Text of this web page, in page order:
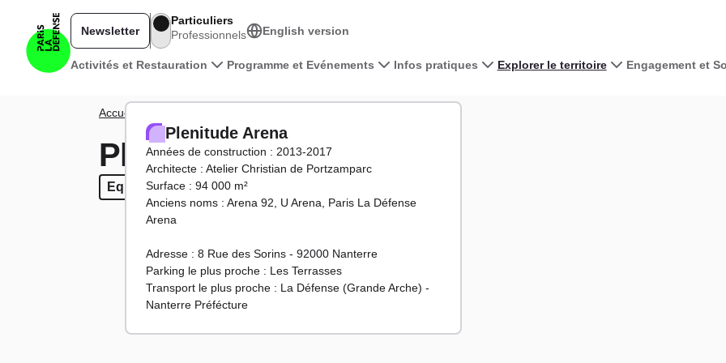
Navigation principale
Activités et Restauration Programme et Evénements Infos pratiques Explorer le territoire Engagement et
Newsletter
Particuliers
Professionnels
English version
Fil d'Ariane
Accueil
Plenitude Arena
Equipements
Equipements
Plenitude Arena
Années de construction : 2013-2017
Architecte : Atelier Christian de Portzamparc
Surface : 94 000 m²
Anciens noms : Arena 92, U Arena, Paris La Défense
Arena
Adresse : 8 Rue des Sorins - 92000 Nanterre
Parking le plus proche : Les Terrasses
Transport le plus proche : La Défense (Grande Arche) -
Nanterre Préfécture